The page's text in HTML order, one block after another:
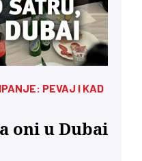
PEVAJ I KAD
oni u Dubai